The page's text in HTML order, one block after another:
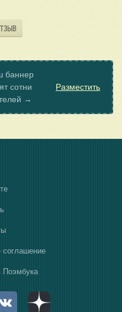
баннер
сотни
→
Разместить
соглашение
Поэмбука